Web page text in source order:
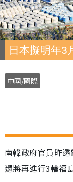
日本擬明年3
中國/國際
南韓政府官員昨
還將再進行3輪福